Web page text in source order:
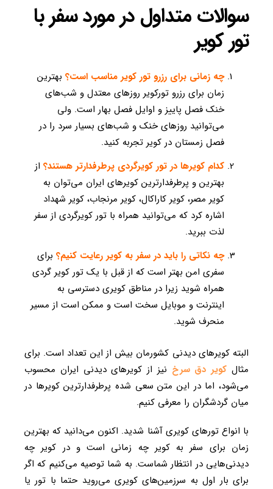
سوالات متداول در مورد سفر با
تور کویر
چه زمانی برای رزرو تور کویر مناسب است؟ بهترین
زمان برای رزرو تورکویر روزهای معتدل و شب‌های
خنک فصل پاییز و اوایل فصل بهار است. ولی
می‌توانید روزهای خنک و شب‌های بسیار سرد را در
فصل زمستان در کویر تجربه کنید.
کدام کویرها در تور کویرگردی پرطرفدارتر هستند؟ از
بهترین و پرطرفدارترین کویرهای ایران می‌توان به
کویر مصر، کویر کاراکال، کویر مرنجاب، کویر شهداد
اشاره کرد که می‌توانید همراه با تور کویرگردی از سفر
لذت ببرید.
چه نکاتی را باید در سفر به کویر رعایت کنیم؟ برای
سفری امن بهتر است که از قبل با یک تور کویر گردی
همراه شوید زیرا در مناطق کویری دسترسی به
اینترنت و موبایل سخت است و ممکن است از مسیر
منحرف شوید.
البته کویرهای دیدنی کشورمان بیش از این تعداد است. برای
مثال کویر دق سرخ نیز از کویرهای دیدنی ایران محسوب
می‌شود، اما در این متن سعی شده پرطرفدارترین کویرها در
میان گردشگران را معرفی کنیم.
با انواع تورهای کویری آشنا شدید. اکنون می‌دانید که بهترین
زمان برای سفر به کویر چه زمانی است و در کویر چه
دیدنی‌هایی در انتظار شماست. به شما توصیه می‌کنیم که اگر
برای بار اول به سرزمین‌های کویری می‌روید حتما با تور یا